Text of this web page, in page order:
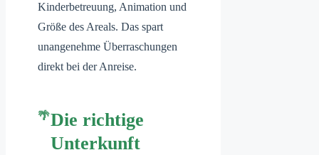
Kinderbetreuung, Animation und
Größe des Areals. Das spart
unangenehme Überraschungen
direkt bei der Anreise.
Die richtige
Unterkunft